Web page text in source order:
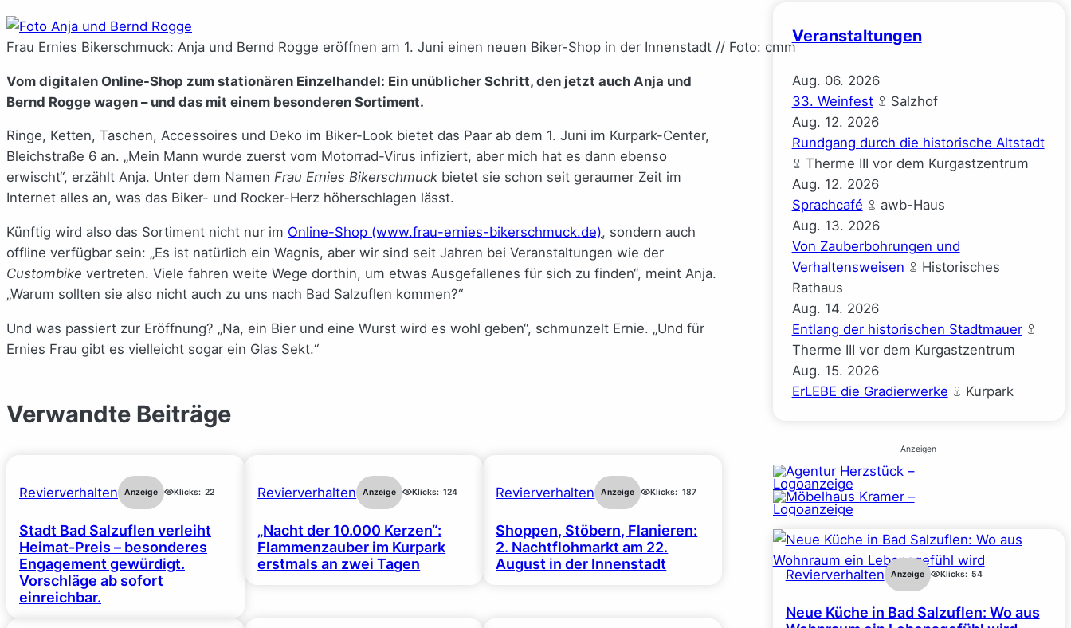
Frau Ernies Bikerschmuck: Anja und Bernd Rogge eröffnen am 1. Juni einen neuen Biker-Shop in der Innenstadt // Foto: cmm
Vom digitalen Online-Shop zum stationären Einzelhandel: Ein unüblicher Schritt, den jetzt auch Anja und
Bernd Rogge wagen – und das mit einem besonderen Sortiment.
Ringe, Ketten, Taschen, Accessoires und Deko im Biker-Look bietet das Paar ab dem 1. Juni im Kurpark-Center,
Bleichstraße 6 an. „Mein Mann wurde zuerst vom Motorrad-Virus infiziert, aber mich hat es dann ebenso
erwischt“, erzählt Anja. Unter dem Namen Frau Ernies Bikerschmuck bietet sie schon seit geraumer Zeit im
Internet alles an, was das Biker- und Rocker-Herz höherschlagen lässt.
Künftig wird also das Sortiment nicht nur im Online-Shop (www.frau-ernies-bikerschmuck.de), sondern auch
offline verfügbar sein: „Es ist natürlich ein Wagnis, aber wir sind seit Jahren bei Veranstaltungen wie der
Custombike vertreten. Viele fahren weite Wege dorthin, um etwas Ausgefallenes für sich zu finden“, meint Anja.
„Warum sollten sie also nicht auch zu uns nach Bad Salzuflen kommen?“
Und was passiert zur Eröffnung? „Na, ein Bier und eine Wurst wird es wohl geben“, schmunzelt Ernie. „Und für
Ernies Frau gibt es vielleicht sogar ein Glas Sekt.“
Verwandte Beiträge
Revierverhalten Anzeige Klicks: 22
Stadt Bad Salzuflen verleiht
Heimat-Preis – besonderes
Engagement gewürdigt.
Vorschläge ab sofort
einreichbar.
Revierverhalten Anzeige Klicks: 124
„Nacht der 10.000 Kerzen“:
Flammenzauber im Kurpark
erstmals an zwei Tagen
Revierverhalten Anzeige Klicks: 187
Shoppen, Stöbern, Flanieren:
2. Nachtflohmarkt am 22.
August in der Innenstadt
Veranstaltungen
Aug. 06. 2026
33. Weinfest
Salzhof
Aug. 12. 2026
Rundgang durch die historische Altstadt
Therme III vor dem Kurgastzentrum
Aug. 12. 2026
Sprachcafé
awb-Haus
Aug. 13. 2026
Von Zauberbohrungen und
Verhaltensweisen
Historisches
Rathaus
Aug. 14. 2026
Entlang der historischen Stadtmauer
Therme III vor dem Kurgastzentrum
Aug. 15. 2026
ErLEBE die Gradierwerke
Kurpark
Anzeigen
Revierverhalten Anzeige Klicks: 54
Neue Küche in Bad Salzuflen: Wo aus